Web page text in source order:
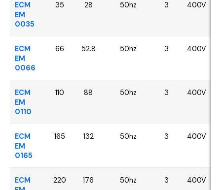
ECM
EM
0035
35 28 50hz 3 400V
ECM
EM
0066
66 52.8 50hz 3 400V
ECM
EM
0110
110 88 50hz 3 400V
ECM
EM
0165
165 132 50hz 3 400V
ECM
220 176 50hz 3 400V